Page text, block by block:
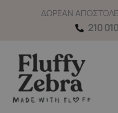
ΔΩΡΕΑΝ
210